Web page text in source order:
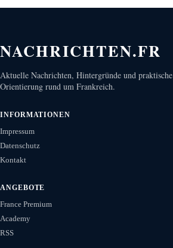
NACHRICHTEN.FR
Aktuelle Nachrichten, Hintergründe und praktische
Orientierung rund um Frankreich.
INFORMATIONEN
Impressum
Datenschutz
Kontakt
ANGEBOTE
France Premium
Academy
RSS